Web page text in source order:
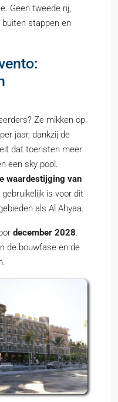
Geen tweede rij,
stappen en
Ze mikken op
per jaar, dankzij de
dat toeristen meer
een sky pool.
waardestijging van
gebruikelijk is voor dit
als Al Ahyaa.
december 2028.
de bouwfase en de